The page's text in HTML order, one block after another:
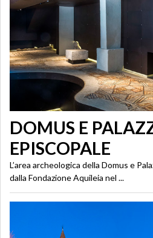
DOMUS E
EPISCOPALE
L’area archeologica della Domus e
dalla Fondazione Aquileia nel ...